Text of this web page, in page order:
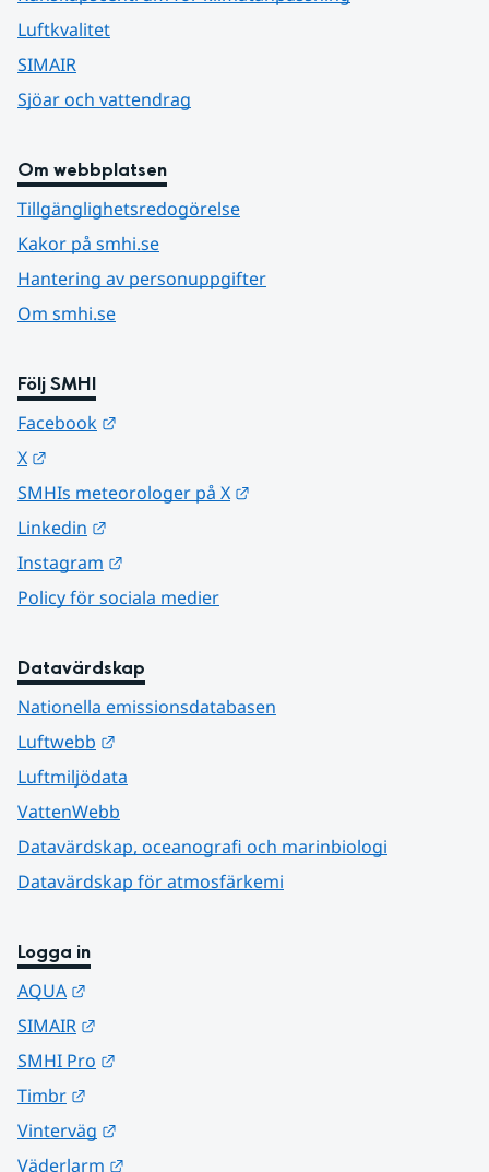
Luftkvalitet
SIMAIR
Sjöar och vattendrag
Om webbplatsen
Tillgänglighetsredogörelse
Kakor på smhi.se
Hantering av personuppgifter
Om smhi.se
Följ SMHI
Facebook
X
SMHIs meteorologer på X
Linkedin
Instagram
Policy för sociala medier
Datavärdskap
Nationella emissionsdatabasen
Luftwebb
Luftmiljödata
VattenWebb
Datavärdskap, oceanografi och marinbiologi
Datavärdskap för atmosfärkemi
Logga in
AQUA
SIMAIR
SMHI Pro
Timbr
Vinterväg
Väderlarm